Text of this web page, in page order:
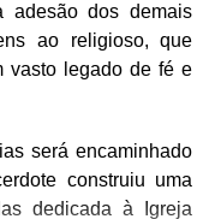
pública também
durante a
que aguardam
inadequadas foram
adesão dos demais
ao religioso, que
vasto legado de fé e
será encaminhado
construiu uma
dedicada à Igreja